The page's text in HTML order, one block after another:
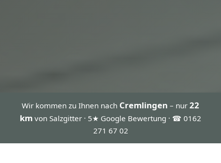
Wir kommen zu Ihnen nach Cremlingen – nur 22
km von Salzgitter · 5★ Google Bewertung · ☎ 0162
271 67 02